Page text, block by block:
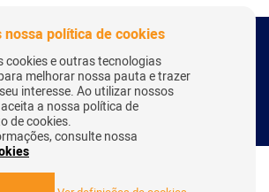
2018 - Todos os Direitos Reservados
Desenvolvido por: Herick Correa
política de cookies
cookies e outras tecnologias
melhorar nossa pauta e trazer
interesse. Ao utilizar nossos
a nossa política de
de cookies.
consulte nossa